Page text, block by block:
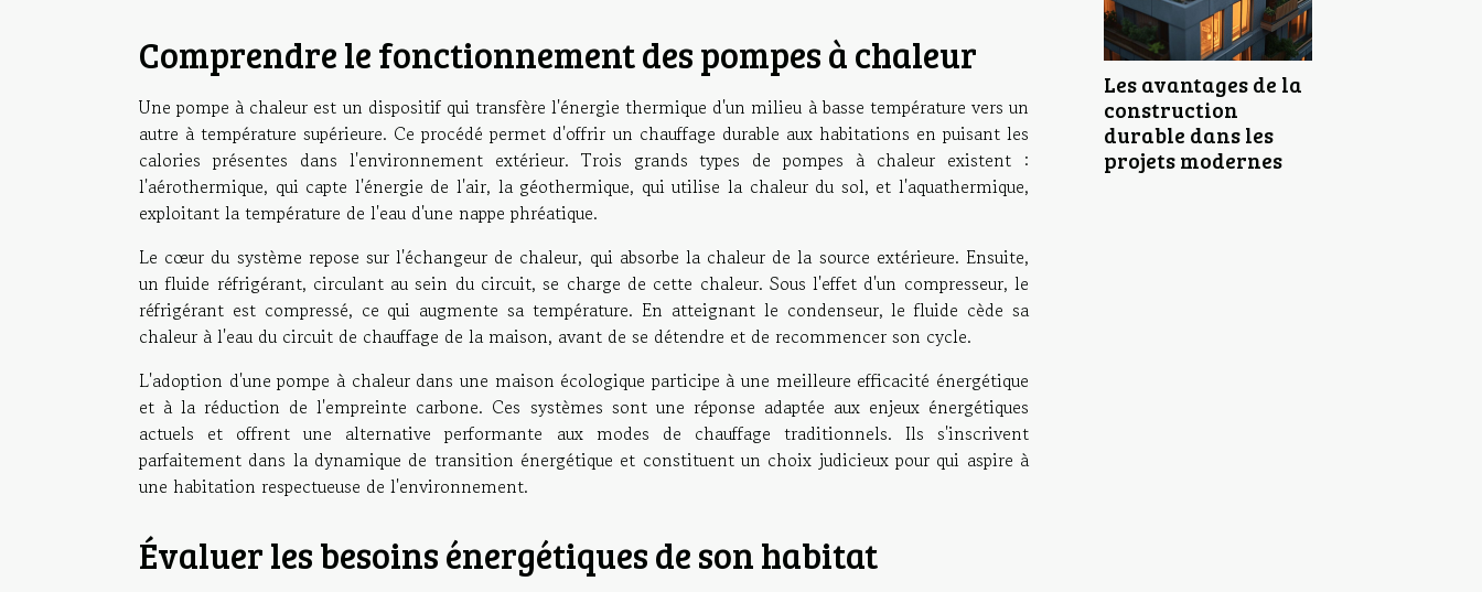
Comprendre le fonctionnement des pompes à chaleur
Une pompe à chaleur est un dispositif qui transfère l'énergie thermique d'un milieu à basse température vers un
autre à température supérieure. Ce procédé permet d'offrir un chauffage durable aux habitations en puisant les
calories présentes dans l'environnement extérieur. Trois grands types de pompes à chaleur existent :
l'aérothermique, qui capte l'énergie de l'air, la géothermique, qui utilise la chaleur du sol, et l'aquathermique,
exploitant la température de l'eau d'une nappe phréatique.
Le cœur du système repose sur l'échangeur de chaleur, qui absorbe la chaleur de la source extérieure. Ensuite,
un fluide réfrigérant, circulant au sein du circuit, se charge de cette chaleur. Sous l'effet d'un compresseur, le
réfrigérant est compressé, ce qui augmente sa température. En atteignant le condenseur, le fluide cède sa
chaleur à l'eau du circuit de chauffage de la maison, avant de se détendre et de recommencer son cycle.
L'adoption d'une pompe à chaleur dans une maison écologique participe à une meilleure efficacité énergétique
et à la réduction de l'empreinte carbone. Ces systèmes sont une réponse adaptée aux enjeux énergétiques
actuels et offrent une alternative performante aux modes de chauffage traditionnels. Ils s'inscrivent
parfaitement dans la dynamique de transition énergétique et constituent un choix judicieux pour qui aspire à
une habitation respectueuse de l'environnement.
Évaluer les besoins énergétiques de son habitat
Les avantages de la
construction
durable dans les
projets modernes